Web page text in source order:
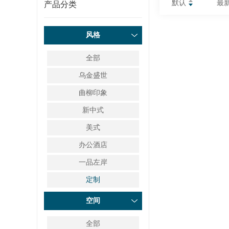
产品分类
风格
全部
乌金盛世
曲柳印象
新中式
美式
办公酒店
一品左岸
定制
空间
全部
默认 最